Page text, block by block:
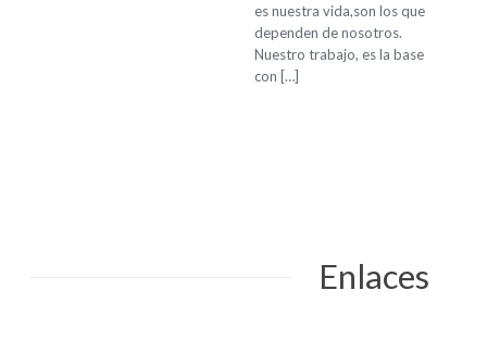
es nuestra vida,son los que
dependen de nosotros.
Nuestro trabajo, es la base
con […]
Enlaces